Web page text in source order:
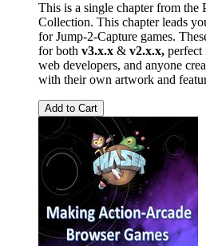
This is a single chapter from the
Collection. This chapter leads
for Jump-2-Capture games.
for both v3.x.x & v2.x.x, perfect
web developers, and anyone
with their own artwork and
Add to Cart